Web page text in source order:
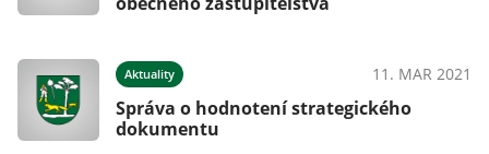
Aktuality 11. MAR 2021
Správa o hodnotení strategického
dokumentu